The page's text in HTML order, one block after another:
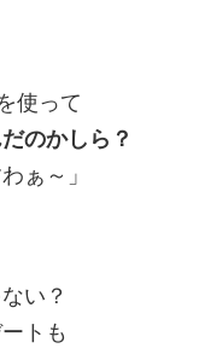
使って
のかしら？
ぁ～」
い？
トも